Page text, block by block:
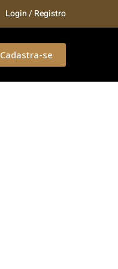
Login / Registro
Cadastra-se